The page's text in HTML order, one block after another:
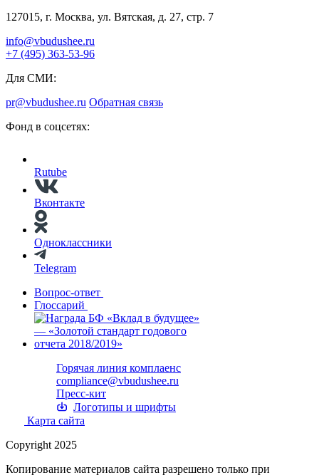
127015, г. Москва, ул. Вятская, д. 27, стр. 7
info@vbudushee.ru
+7 (495) 363-53-96
Для СМИ:
pr@vbudushee.ru Обратная связь
Фонд в соцсетях:
Rutube
Вконтакте
Одноклассники
Telegram
Вопрос-ответ
Глоссарий
Горячая линия комплаенс
compliance@vbudushee.ru
Пресс-кит
Логотипы и шрифты
Карта сайта
Copyright 2025
Копирование материалов сайта разрешено только при